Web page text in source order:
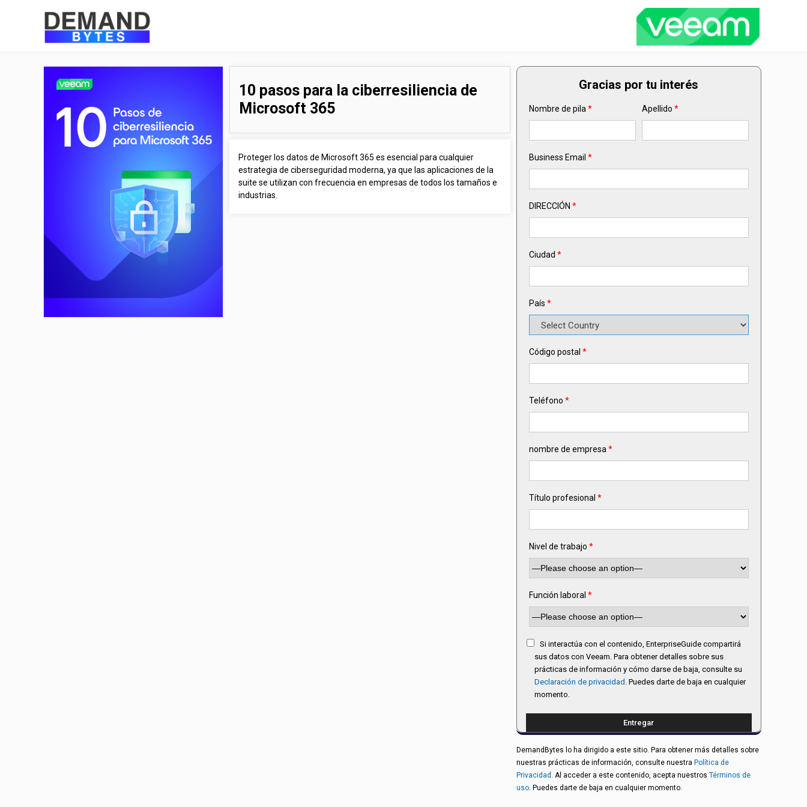
10 pasos para la ciberresiliencia de
Microsoft 365
Proteger los datos de Microsoft 365 es esencial para cualquier
estrategia de ciberseguridad moderna, ya que las aplicaciones de la
suite se utilizan con frecuencia en empresas de todos los tamaños e
industrias.
Gracias por tu interés
Nombre de pila * Apellido *
Business Email *
DIRECCIÓN *
Ciudad *
País *
Código postal *
Teléfono *
nombre de empresa *
Título profesional *
Nivel de trabajo *
Función laboral *
Si interactúa con el contenido, EnterpriseGuide compartirá
sus datos con Veeam. Para obtener detalles sobre sus
prácticas de información y cómo darse de baja, consulte su
Declaración de privacidad . Puedes darte de baja en cualquier
momento.
DemandBytes lo ha dirigido a este sitio. Para obtener más detalles sobre
nuestras prácticas de información, consulte nuestra Política de
Privacidad . Al acceder a este contenido, acepta nuestros Términos de
uso. Puedes darte de baja en cualquier momento.